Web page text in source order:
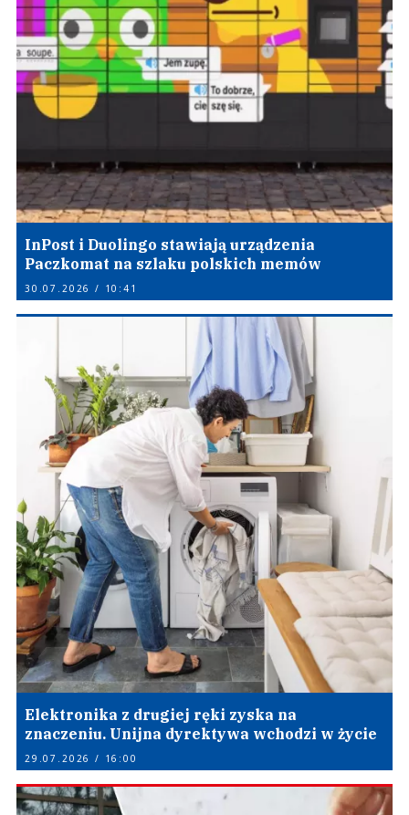
InPost i Duolingo stawiają urządzenia
Paczkomat na szlaku polskich memów
30.07.2026 / 10:41
Elektronika z drugiej ręki zyska na
znaczeniu. Unijna dyrektywa wchodzi w życie
29.07.2026 / 16:00